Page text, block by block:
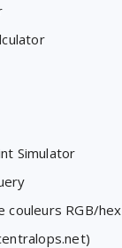
Simulator
couleurs RGB/hex